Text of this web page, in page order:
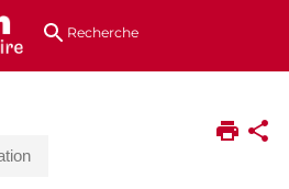
au
directsRecherche